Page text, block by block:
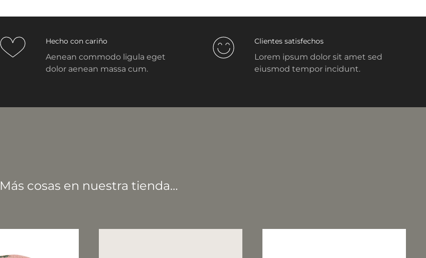
Hecho con cariño
Aenean commodo ligula eget
dolor aenean massa cum.
Clientes satisfechos
Lorem ipsum dolor sit amet sed
eiusmod tempor incidunt.
Más cosas en nuestra tienda…